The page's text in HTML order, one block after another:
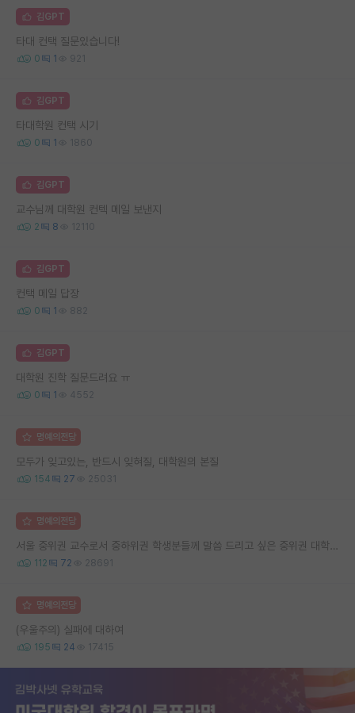
김GPT
타대 컨택 질문있습니다!
0 1 921
김GPT
타대학원 컨택 시기
0 1 1860
김GPT
교수님께 대학원 컨텍 메일 보낸지
2 8 12110
김GPT
컨택 메일 답장
0 1 882
김GPT
대학원 진학 질문드려요 ㅠ
0 1 4552
명예의전당
모두가 잊고있는, 반드시 잊혀질, 대학원의 본질
154 27 25031
명예의전당
서울 중위권 교수로서 중하위권 학생분들께 말씀 드리고 싶은 중위권 대학 연구실의 강점
112 72 28691
명예의전당
(우울주의) 실패에 대하여
195 24 17415